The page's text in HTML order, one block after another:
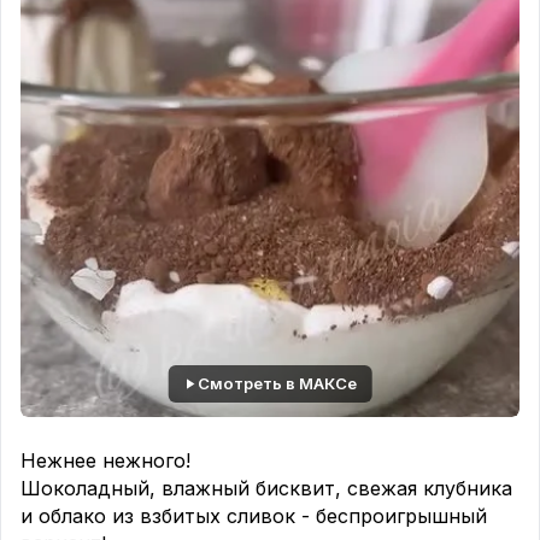
Смотреть в МАКСе
Нежнее нежного!
Шоколадный, влажный бисквит, свежая клубника
и облако из взбитых сливок - беспроигрышный